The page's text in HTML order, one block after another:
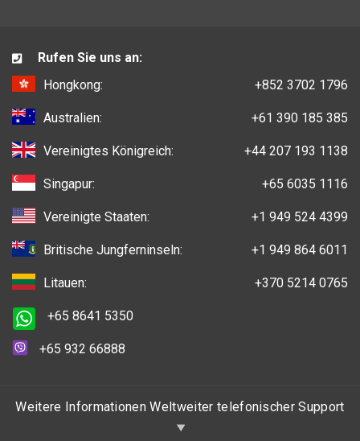
Rufen Sie uns an:
Hongkong:
+852 3702 1796
Australien: +61 390 185 385
Vereinigtes Königreich: +44 207 193 1138
Singapur: +65 6035 1116
Vereinigte Staaten: +1 949 524 4399
Britische Jungferninseln: +1 949 864 6011
Litauen: +370 5214 0765
+65 8641 5350
+65 932 66888
Weitere Informationen Weltweiter telefonischer Support